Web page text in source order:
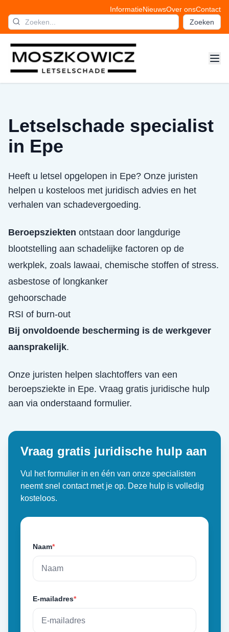
InformatieNieuwsOver onsContact
Zoeken
Letselschade specialist
in Epe
Heeft u letsel opgelopen in Epe? Onze juristen
helpen u kosteloos met juridisch advies en het
verhalen van schadevergoeding.
Beroepsziekten ontstaan door langdurige
blootstelling aan schadelijke factoren op de
werkplek, zoals lawaai, chemische stoffen of stress.
asbestose of longkanker
gehoorschade
RSI of burn-out
Bij onvoldoende bescherming is de werkgever
aansprakelijk.
Onze juristen helpen slachtoffers van een
beroepsziekte in Epe. Vraag gratis juridische hulp
aan via onderstaand formulier.
Vraag gratis juridische hulp aan
Vul het formulier in en één van onze specialisten
neemt snel contact met je op. Deze hulp is volledig
kosteloos.
Naam*
E-mailadres*